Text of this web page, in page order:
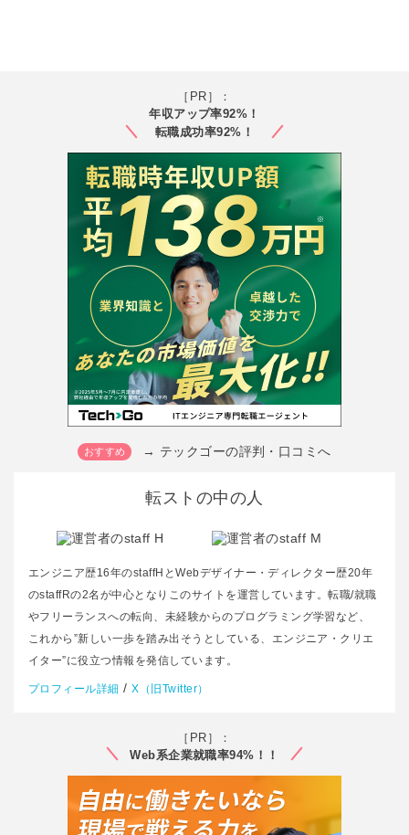
［PR］：
年収アップ率92%！
転職成功率92%！
→ テックゴーの評判・口コミへ
転ストの中の人
エンジニア歴16年のstaffHとWebデザイナー・ディレクター歴20年
のstaffRの2名が中心となりこのサイトを運営しています。転職/就職
やフリーランスへの転向、未経験からのプログラミング学習など、
これから”新しい一歩を踏み出そうとしている、エンジニア・クリエ
イター”に役立つ情報を発信しています。
プロフィール詳細 /X（旧Twitter）
［PR］：
Web系企業就職率94%！！